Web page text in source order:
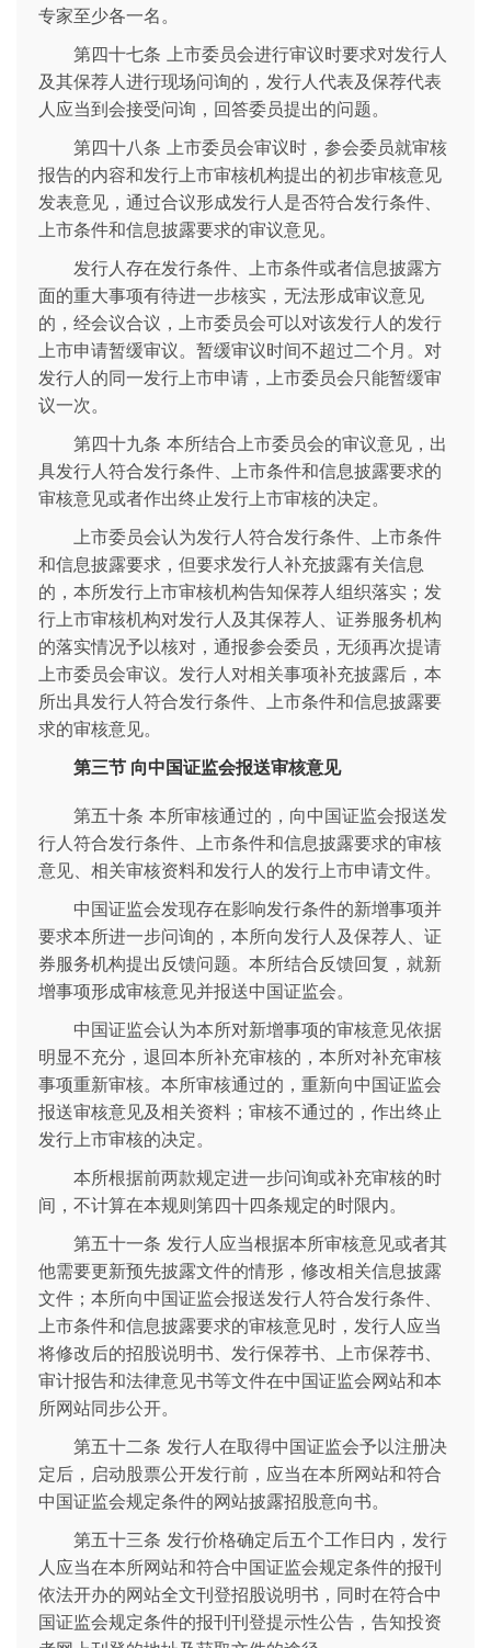
专家至少各一名。
第四十七条 上市委员会进行审议时要求对发行人
及其保荐人进行现场问询的，发行人代表及保荐代表
人应当到会接受问询，回答委员提出的问题。
第四十八条 上市委员会审议时，参会委员就审核
报告的内容和发行上市审核机构提出的初步审核意见
发表意见，通过合议形成发行人是否符合发行条件、
上市条件和信息披露要求的审议意见。
发行人存在发行条件、上市条件或者信息披露方
面的重大事项有待进一步核实，无法形成审议意见
的，经会议合议，上市委员会可以对该发行人的发行
上市申请暂缓审议。暂缓审议时间不超过二个月。对
发行人的同一发行上市申请，上市委员会只能暂缓审
议一次。
第四十九条 本所结合上市委员会的审议意见，出
具发行人符合发行条件、上市条件和信息披露要求的
审核意见或者作出终止发行上市审核的决定。
上市委员会认为发行人符合发行条件、上市条件
和信息披露要求，但要求发行人补充披露有关信息
的，本所发行上市审核机构告知保荐人组织落实；发
行上市审核机构对发行人及其保荐人、证券服务机构
的落实情况予以核对，通报参会委员，无须再次提请
上市委员会审议。发行人对相关事项补充披露后，本
所出具发行人符合发行条件、上市条件和信息披露要
求的审核意见。
第三节 向中国证监会报送审核意见
第五十条 本所审核通过的，向中国证监会报送发
行人符合发行条件、上市条件和信息披露要求的审核
意见、相关审核资料和发行人的发行上市申请文件。
中国证监会发现存在影响发行条件的新增事项并
要求本所进一步问询的，本所向发行人及保荐人、证
券服务机构提出反馈问题。本所结合反馈回复，就新
增事项形成审核意见并报送中国证监会。
中国证监会认为本所对新增事项的审核意见依据
明显不充分，退回本所补充审核的，本所对补充审核
事项重新审核。本所审核通过的，重新向中国证监会
报送审核意见及相关资料；审核不通过的，作出终止
发行上市审核的决定。
本所根据前两款规定进一步问询或补充审核的时
间，不计算在本规则第四十四条规定的时限内。
第五十一条 发行人应当根据本所审核意见或者其
他需要更新预先披露文件的情形，修改相关信息披露
文件；本所向中国证监会报送发行人符合发行条件、
上市条件和信息披露要求的审核意见时，发行人应当
将修改后的招股说明书、发行保荐书、上市保荐书、
审计报告和法律意见书等文件在中国证监会网站和本
所网站同步公开。
第五十二条 发行人在取得中国证监会予以注册决
定后，启动股票公开发行前，应当在本所网站和符合
中国证监会规定条件的网站披露招股意向书。
第五十三条 发行价格确定后五个工作日内，发行
人应当在本所网站和符合中国证监会规定条件的报刊
依法开办的网站全文刊登招股说明书，同时在符合中
国证监会规定条件的报刊刊登提示性公告，告知投资